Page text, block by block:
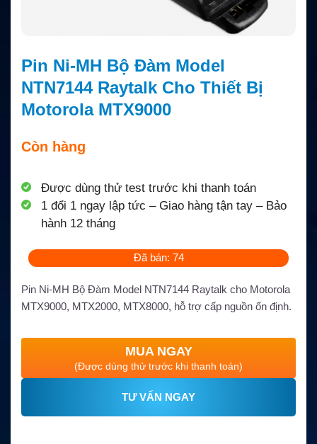
Pin Ni-MH Bộ Đàm Model
NTN7144 Raytalk Cho Thiết Bị
Motorola MTX9000
Còn hàng
Được dùng thử test trước khi thanh toán
1 đổi 1 ngay lập tức – Giao hàng tận tay – Bảo
hành 12 tháng
Đã bán: 74
Pin Ni-MH Bộ Đàm Model NTN7144 Raytalk cho Motorola
MTX9000, MTX2000, MTX8000, hỗ trợ cấp nguồn ổn định.
MUA NGAY
(Được dùng thử trước khi thanh toán)
TƯ VẤN NGAY